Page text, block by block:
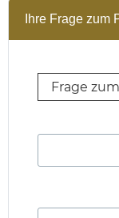
Ihre Frage zum